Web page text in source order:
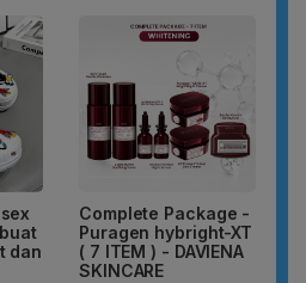
dan
Complete Package -
Puragen hybright-XT
( 7 ITEM ) - DAVIENA
SKINCARE